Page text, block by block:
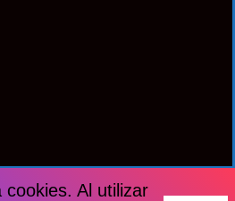
cookies. Al utilizar